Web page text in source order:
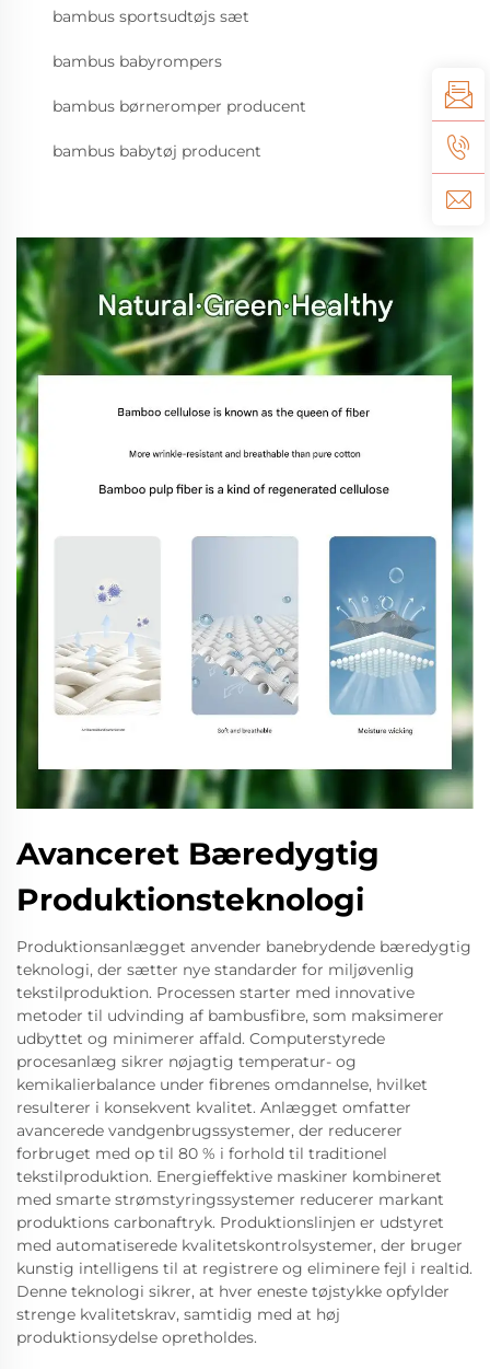
bambus sportsudtøjs sæt
bambus babyrompers
bambus børneromper producent
bambus babytøj producent
Avanceret Bæredygtig
Produktionsteknologi
Produktionsanlægget anvender banebrydende bæredygtig
teknologi, der sætter nye standarder for miljøvenlig
tekstilproduktion. Processen starter med innovative
metoder til udvinding af bambusfibre, som maksimerer
udbyttet og minimerer affald. Computerstyrede
procesanlæg sikrer nøjagtig temperatur- og
kemikalierbalance under fibrenes omdannelse, hvilket
resulterer i konsekvent kvalitet. Anlægget omfatter
avancerede vandgenbrugssystemer, der reducerer
forbruget med op til 80 % i forhold til traditionel
tekstilproduktion. Energieffektive maskiner kombineret
med smarte strømstyringssystemer reducerer markant
produktions carbonaftryk. Produktionslinjen er udstyret
med automatiserede kvalitetskontrolsystemer, der bruger
kunstig intelligens til at registrere og eliminere fejl i realtid.
Denne teknologi sikrer, at hver eneste tøjstykke opfylder
strenge kvalitetskrav, samtidig med at høj
produktionsydelse opretholdes.